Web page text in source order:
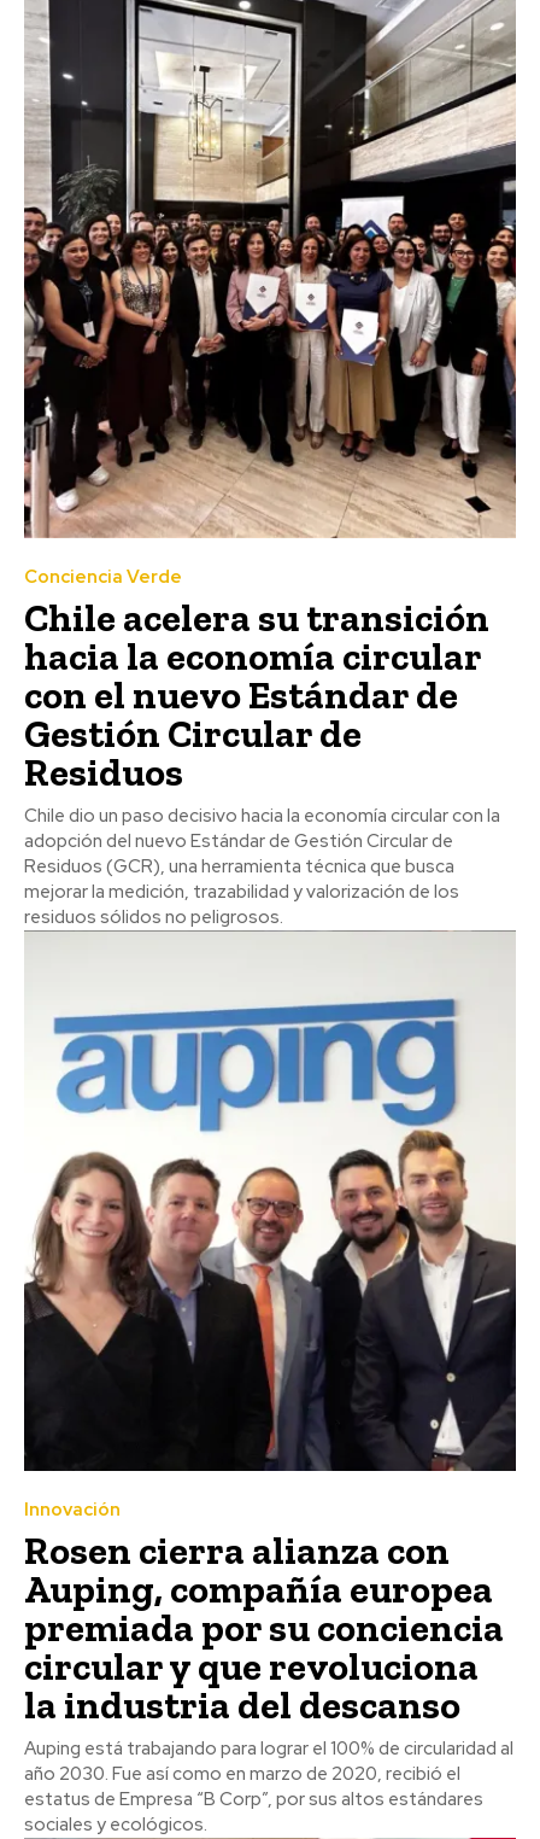
Conciencia Verde
Chile acelera su transición
hacia la economía circular
con el nuevo Estándar de
Gestión Circular de
Residuos
Chile dio un paso decisivo hacia la economía circular con la
adopción del nuevo Estándar de Gestión Circular de
Residuos (GCR), una herramienta técnica que busca
mejorar la medición, trazabilidad y valorización de los
residuos sólidos no peligrosos.
Innovación
Rosen cierra alianza con
Auping, compañía europea
premiada por su conciencia
circular y que revoluciona
la industria del descanso
Auping está trabajando para lograr el 100% de circularidad al
año 2030. Fue así como en marzo de 2020, recibió el
estatus de Empresa “B Corp”, por sus altos estándares
sociales y ecológicos.